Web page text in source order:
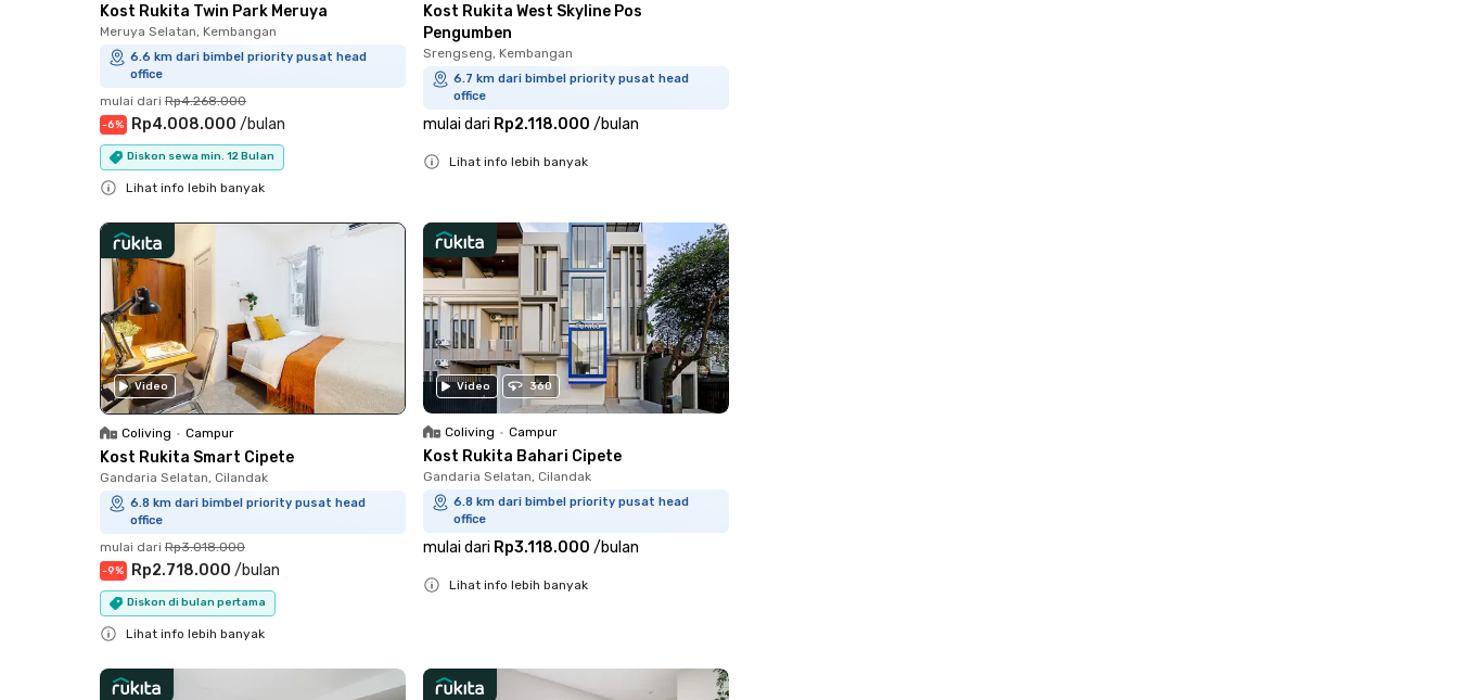
Kost Rukita Twin Park Meruya
Meruya Selatan, Kembangan
6.6 km dari bimbel priority pusat head
office
mulai dari Rp4.268.000
-6% Rp4.008.000 /bulan
Diskon sewa min. 12 Bulan
Lihat info lebih banyak
Kost Rukita West Skyline Pos
Pengumben
Srengseng, Kembangan
6.7 km dari bimbel priority pusat head
office
mulai dari Rp2.118.000 /bulan
Lihat info lebih banyak
Video
Coliving • Campur
Kost Rukita Smart Cipete
Gandaria Selatan, Cilandak
6.8 km dari bimbel priority pusat head
office
mulai dari Rp3.018.000
-9% Rp2.718.000 /bulan
Diskon di bulan pertama
Lihat info lebih banyak
Video 360
Coliving • Campur
Kost Rukita Bahari Cipete
Gandaria Selatan, Cilandak
6.8 km dari bimbel priority pusat head
office
mulai dari Rp3.118.000 /bulan
Lihat info lebih banyak